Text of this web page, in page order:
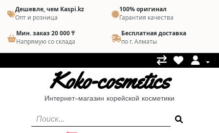
Дешевле, чем Kaspi.kz
Опт и розница
100% оригинал
Гарантия качества
Мин. заказ 20 000 ₸
Напрямую со склада
Бесплатная доставка
по г. Алматы
Koko-cosmetics
Интернет-магазин корейской косметики